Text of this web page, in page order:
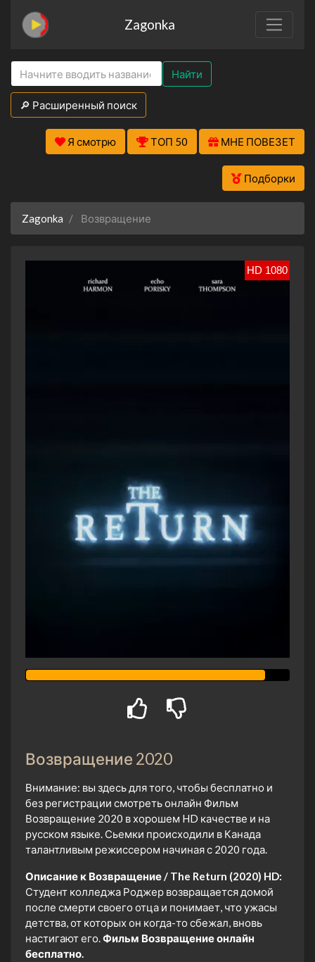
Zagonka
Найти
🔎 Расширенный поиск
Я смотрю ТОП 50 МНЕ ПОВЕЗЕТ
Подборки
Zagonka Возвращение
HD 1080
Возвращение 2020
Внимание: вы здесь для того, чтобы бесплатно и
без регистрации смотреть онлайн Фильм
Возвращение 2020 в хорошем HD качестве и на
русском языке. Сьемки происходили в Канада
талантливым режиссером начиная с 2020 года.
Описание к Возвращение / The Return (2020) HD:
Студент колледжа Роджер возвращается домой
после смерти своего отца и понимает, что ужасы
детства, от которых он когда-то сбежал, вновь
настигают его.Фильм Возвращение онлайн
бесплатно.